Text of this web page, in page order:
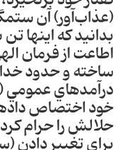
درآمدهاي عمومي
براي تغيير دادن